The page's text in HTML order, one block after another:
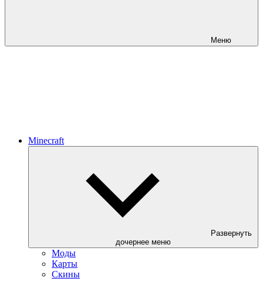
Меню
Minecraft
Развернуть
дочернее меню
Моды
Карты
Скины